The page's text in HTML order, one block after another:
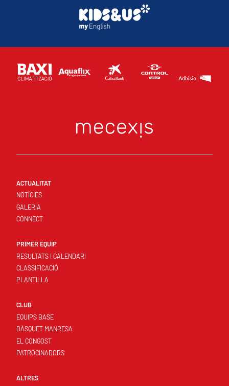
ACTUALITAT
NOTÍCIES
GALERIA
CONNECT
PRIMER EQUIP
RESULTATS I CALENDARI
CLASSIFICACIÓ
PLANTILLA
CLUB
EQUIPS BASE
BÀSQUET MANRESA
EL CONGOST
PATROCINADORS
ALTRES